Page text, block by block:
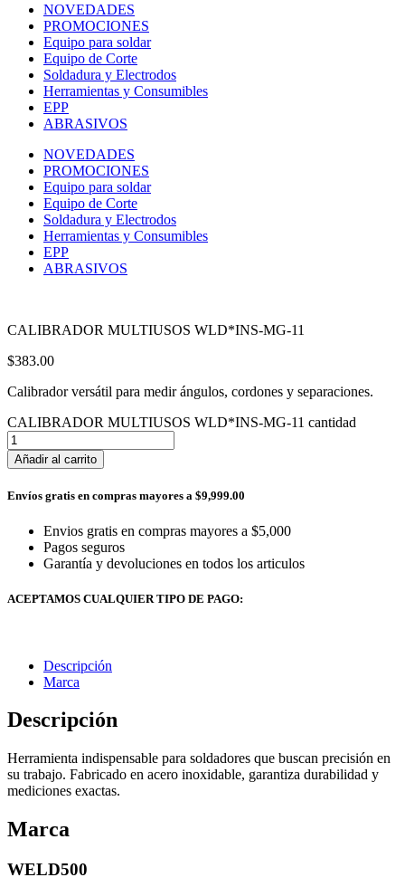
NOVEDADES
PROMOCIONES
Equipo para soldar
Equipo de Corte
Soldadura y Electrodos
Herramientas y Consumibles
EPP
ABRASIVOS
NOVEDADES
PROMOCIONES
Equipo para soldar
Equipo de Corte
Soldadura y Electrodos
Herramientas y Consumibles
EPP
ABRASIVOS
CALIBRADOR MULTIUSOS WLD*INS-MG-11
$383.00
Calibrador versátil para medir ángulos, cordones y separaciones.
CALIBRADOR MULTIUSOS WLD*INS-MG-11 cantidad
Añadir al carrito
Envíos gratis en compras mayores a $9,999.00
Envios gratis en compras mayores a $5,000
Pagos seguros
Garantía y devoluciones en todos los articulos
ACEPTAMOS CUALQUIER TIPO DE PAGO:
Descripción
Marca
Descripción
Herramienta indispensable para soldadores que buscan precisión en
su trabajo. Fabricado en acero inoxidable, garantiza durabilidad y
mediciones exactas.
Marca
WELD500